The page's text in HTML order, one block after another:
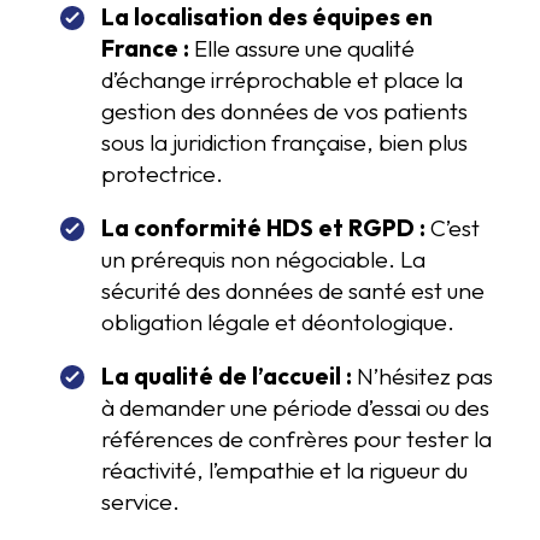
La localisation des équipes en
France : Elle assure une qualité
d’échange irréprochable et place la
gestion des données de vos patients
sous la juridiction française, bien plus
protectrice.
La conformité HDS et RGPD : C’est
un prérequis non négociable. La
sécurité des données de santé est une
obligation légale et déontologique.
La qualité de l’accueil : N’hésitez pas
à demander une période d’essai ou des
références de confrères pour tester la
réactivité, l’empathie et la rigueur du
service.